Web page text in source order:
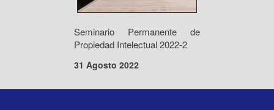
Seminario Permanente de
Propiedad Intelectual 2022-2
31 Agosto 2022